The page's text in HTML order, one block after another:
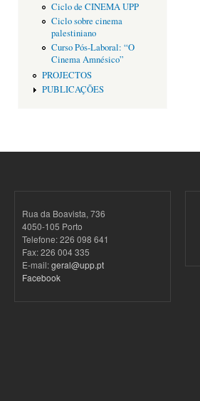
Ciclo de CINEMA UPP
Ciclo sobre cinema
palestiniano
Curso Pós-Laboral: “O
Cinema Amnésico”
PROJECTOS
PUBLICAÇÕES
Rua da Boavista, 736
4050-105 Porto
Telefone: 226 098 641
Fax: 226 004 335
E-mail:geral@upp.pt
Facebook